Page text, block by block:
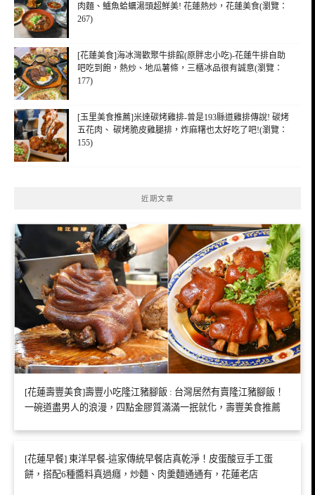
肉麵、鱸魚蛤蠣湯頭超鮮美! 花蓮熱炒，花蓮美食(瀏覽：
267)
[花蓮美食]海冰灣歡聚牛排館(原胖忠小吃)-花蓮牛排自助
吧吃到飽，熱炒、地瓜薯條，三櫃冰品很有誠意(瀏覽：
177)
[玉里美食推薦]米達碳烤雞排-曾是193縣道雞排傳說! 碳烤
五花肉、 碳烤脆皮雞腿排，炸麻糬也太好吃了吧!(瀏覽：
155)
近期文章
[花蓮壽豐美食]壽豐小吃隆江豬腳飯 : 台灣居然有賣隆江豬腳飯！
一碗道盡男人的浪漫，四點金膠質滿滿一抿就化，壽豐美食推薦
[花蓮早餐] 東洋早餐-這家傳統早餐店真乾淨！皮蛋酸豆手工蛋
餅，搭配6種醬料真過癮，炒麵、肉羹麵通通有，花蓮老店